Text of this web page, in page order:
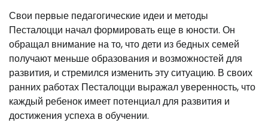
Свои первые педагогические идеи и методы
Песталоцци начал формировать еще в юности. Он
обращал внимание на то, что дети из бедных семей
получают меньше образования и возможностей для
развития, и стремился изменить эту ситуацию. В своих
ранних работах Песталоцци выражал уверенность, что
каждый ребенок имеет потенциал для развития и
достижения успеха в обучении.